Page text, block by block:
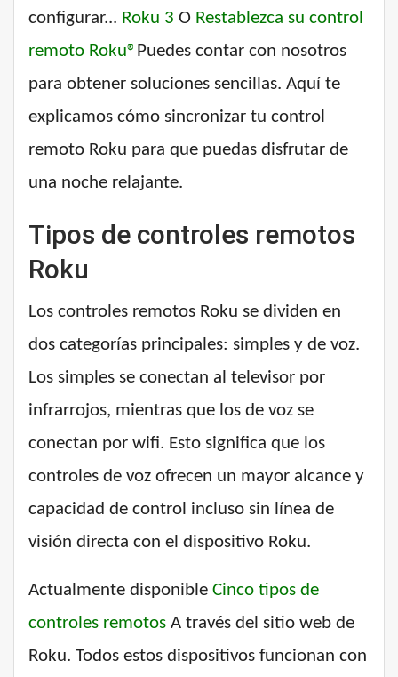
configurar... Roku 3 O Restablezca su control
remoto Roku® Puedes contar con nosotros
para obtener soluciones sencillas. Aquí te
explicamos cómo sincronizar tu control
remoto Roku para que puedas disfrutar de
una noche relajante.
Tipos de controles remotos
Roku
Los controles remotos Roku se dividen en
dos categorías principales: simples y de voz.
Los simples se conectan al televisor por
infrarrojos, mientras que los de voz se
conectan por wifi. Esto significa que los
controles de voz ofrecen un mayor alcance y
capacidad de control incluso sin línea de
visión directa con el dispositivo Roku.
Actualmente disponible Cinco tipos de
controles remotos A través del sitio web de
Roku. Todos estos dispositivos funcionan con